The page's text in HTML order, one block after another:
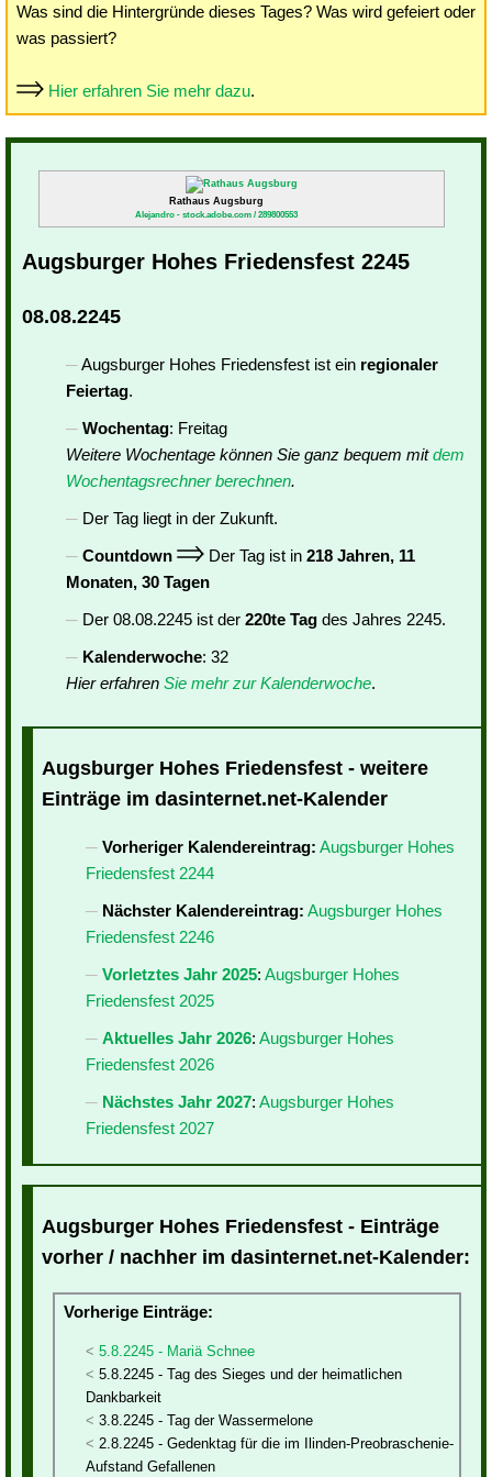
Was sind die Hintergründe dieses Tages? Was wird gefeiert oder
was passiert?
Hier erfahren Sie mehr dazu.
Rathaus Augsburg
Alejandro - stock.adobe.com / 289800553
Augsburger Hohes Friedensfest 2245
08.08.2245
Augsburger Hohes Friedensfest ist ein regionaler
Feiertag.
Wochentag: Freitag
Weitere Wochentage können Sie ganz bequem mitdem
Wochentagsrechner berechnen.
Der Tag liegt in der Zukunft.
Countdown
Der Tag ist in 218 Jahren, 11
Monaten, 30 Tagen
Der 08.08.2245 ist der 220te Tag des Jahres 2245.
Kalenderwoche: 32
Hier erfahren Sie mehr zur Kalenderwoche.
Augsburger Hohes Friedensfest - weitere
Einträge im dasinternet.net-Kalender
Vorheriger Kalendereintrag: Augsburger Hohes
Friedensfest 2244
Nächster Kalendereintrag: Augsburger Hohes
Friedensfest 2246
Vorletztes Jahr 2025: Augsburger Hohes
Friedensfest 2025
Aktuelles Jahr 2026: Augsburger Hohes
Friedensfest 2026
Nächstes Jahr 2027: Augsburger Hohes
Friedensfest 2027
Augsburger Hohes Friedensfest - Einträge
vorher / nachher im dasinternet.net-Kalender:
Vorherige Einträge:
5.8.2245 - Mariä Schnee
5.8.2245 - Tag des Sieges und der heimatlichen
Dankbarkeit
3.8.2245 - Tag der Wassermelone
2.8.2245 - Gedenktag für die im Ilinden-Preobraschenie-
Aufstand Gefallenen